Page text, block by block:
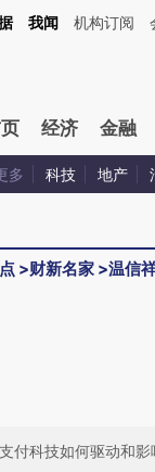
段话：本文由第三方
我闻 机构订阅
经济 金融
多 科技 地产
>财新名家 >温信
支付科技如何驱动和